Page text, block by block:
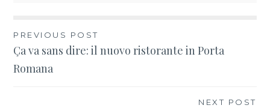
Navigazione
articoli
PREVIOUS POST
Ça va sans dire: il nuovo ristorante in Porta
Romana
NEXT POST